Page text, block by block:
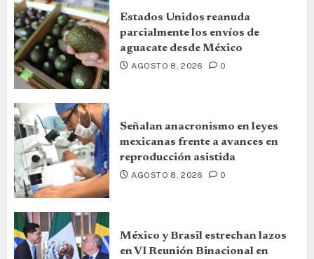
Estados Unidos reanuda
parcialmente los envíos de
aguacate desde México
AGOSTO 8, 2026 0
Señalan anacronismo en leyes
mexicanas frente a avances en
reproducción asistida
AGOSTO 8, 2026 0
México y Brasil estrechan lazos
en VI Reunión Binacional en